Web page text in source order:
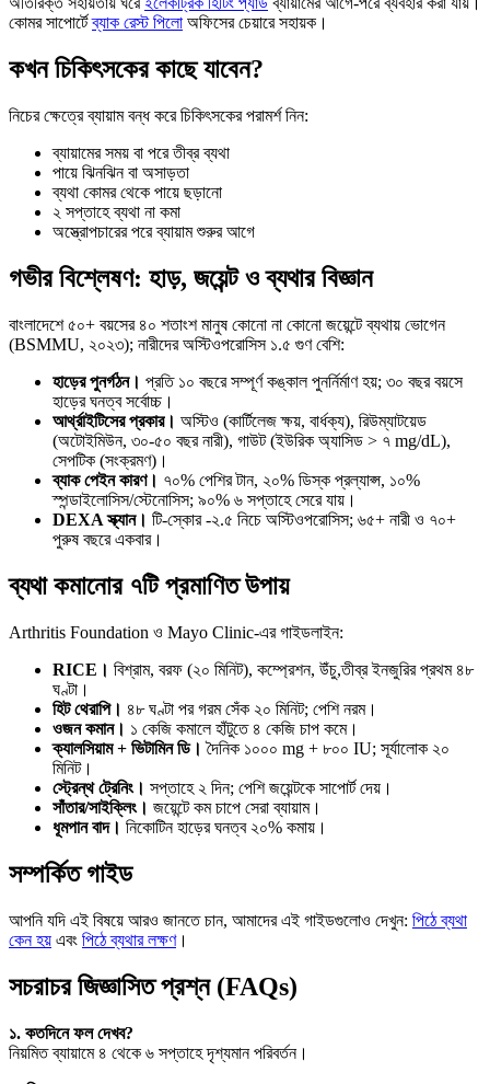
কোমর সাপোর্টেব্যাক রেস্ট পিলো অফিসের চেয়ারে সহায়ক।
কখন চিকিৎসকের কাছে যাবেন?
নিচের ক্ষেত্রে ব্যায়াম বন্ধ করে চিকিৎসকের পরামর্শ নিন:
ব্যায়ামের সময় বা পরে তীব্র ব্যথা
পায়ে ঝিনঝিন বা অসাড়তা
ব্যথা কোমর থেকে পায়ে ছড়ানো
২ সপ্তাহে ব্যথা না কমা
অস্ত্রোপচারের পরে ব্যায়াম শুরুর আগে
গভীর বিশ্লেষণ: হাড়, জয়েন্ট ও ব্যথার বিজ্ঞান
বাংলাদেশে ৫০+ বয়সের ৪০ শতাংশ মানুষ কোনো না কোনো জয়েন্টে ব্যথায় ভোগেন
(BSMMU, ২০২৩); নারীদের অস্টিওপরোসিস ১.৫ গুণ বেশি:
হাড়ের পুনর্গঠন। প্রতি ১০ বছরে সম্পূর্ণ কঙ্কাল পুনর্নির্মাণ হয়; ৩০ বছর বয়সে
হাড়ের ঘনত্ব সর্বোচ্চ।
আর্থ্রাইটিসের প্রকার। অস্টিও (কার্টিলেজ ক্ষয়, বার্ধক্য), রিউম্যাটয়েড
(অটোইমিউন, ৩০-৫০ বছর নারী), গাউট (ইউরিক অ্যাসিড > ৭ mg/dL),
সেপটিক (সংক্রমণ)।
ব্যাক পেইন কারণ। ৭০% পেশির টান, ২০% ডিস্ক প্রল্যাপ্স, ১০%
স্পন্ডাইলোসিস/স্টেনোসিস; ৯০% ৬ সপ্তাহে সেরে যায়।
DEXA স্ক্যান। টি-স্কোর -২.৫ নিচে অস্টিওপরোসিস; ৬৫+ নারী ও ৭০+
পুরুষ বছরে একবার।
ব্যথা কমানোর ৭টি প্রমাণিত উপায়
Arthritis Foundation ও Mayo Clinic-এর গাইডলাইন:
RICE। বিশ্রাম, বরফ (২০ মিনিট), কম্প্রেশন, উঁচু,তীব্র ইনজুরির প্রথম ৪৮
ঘণ্টা।
হিট থেরাপি। ৪৮ ঘণ্টা পর গরম সেঁক ২০ মিনিট; পেশি নরম।
ওজন কমান। ১ কেজি কমালে হাঁটুতে ৪ কেজি চাপ কমে।
ক্যালসিয়াম + ভিটামিন ডি। দৈনিক ১০০০ mg + ৮০০ IU; সূর্যালোক ২০
মিনিট।
স্ট্রেন্থ ট্রেনিং। সপ্তাহে ২ দিন; পেশি জয়েন্টকে সাপোর্ট দেয়।
সাঁতার/সাইক্লিং। জয়েন্টে কম চাপে সেরা ব্যায়াম।
ধূমপান বাদ। নিকোটিন হাড়ের ঘনত্ব ২০% কমায়।
সম্পর্কিত গাইড
আপনি যদি এই বিষয়ে আরও জানতে চান, আমাদের এই গাইডগুলোও দেখুন: পিঠে ব্যথা
কেন হয় এবং পিঠে ব্যথার লক্ষণ।
সচরাচর জিজ্ঞাসিত প্রশ্ন (FAQs)
১. কতদিনে ফল দেখব?
নিয়মিত ব্যায়ামে ৪ থেকে ৬ সপ্তাহে দৃশ্যমান পরিবর্তন।